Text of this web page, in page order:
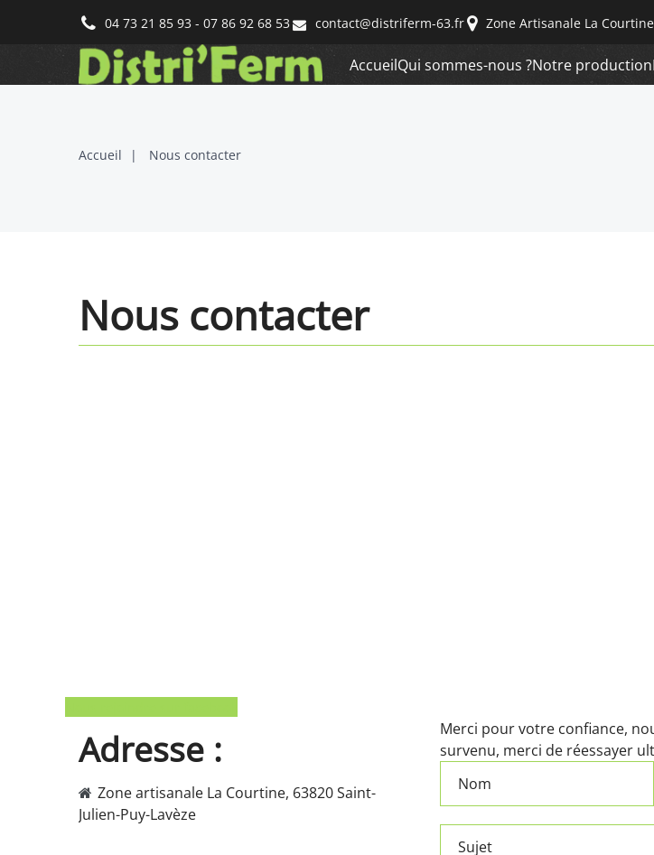
04 73 21 85 93 - 07 86 92 68 53 contact@distriferm-63.fr Zone Artisanale La
AccueilQui sommes-nous ?Notre production
Accueil Nous contacter
Nous contacter
Adresse :
Zone artisanale La Courtine, 63820 Saint-
Julien-Puy-Lavèze
Merci pour votre confiance,
survenu, merci de réessayer